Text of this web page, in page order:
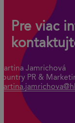
Pre viac
Jamrichová
PR &